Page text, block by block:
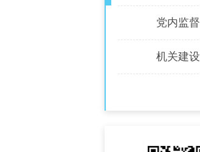
党内监督
机关建设